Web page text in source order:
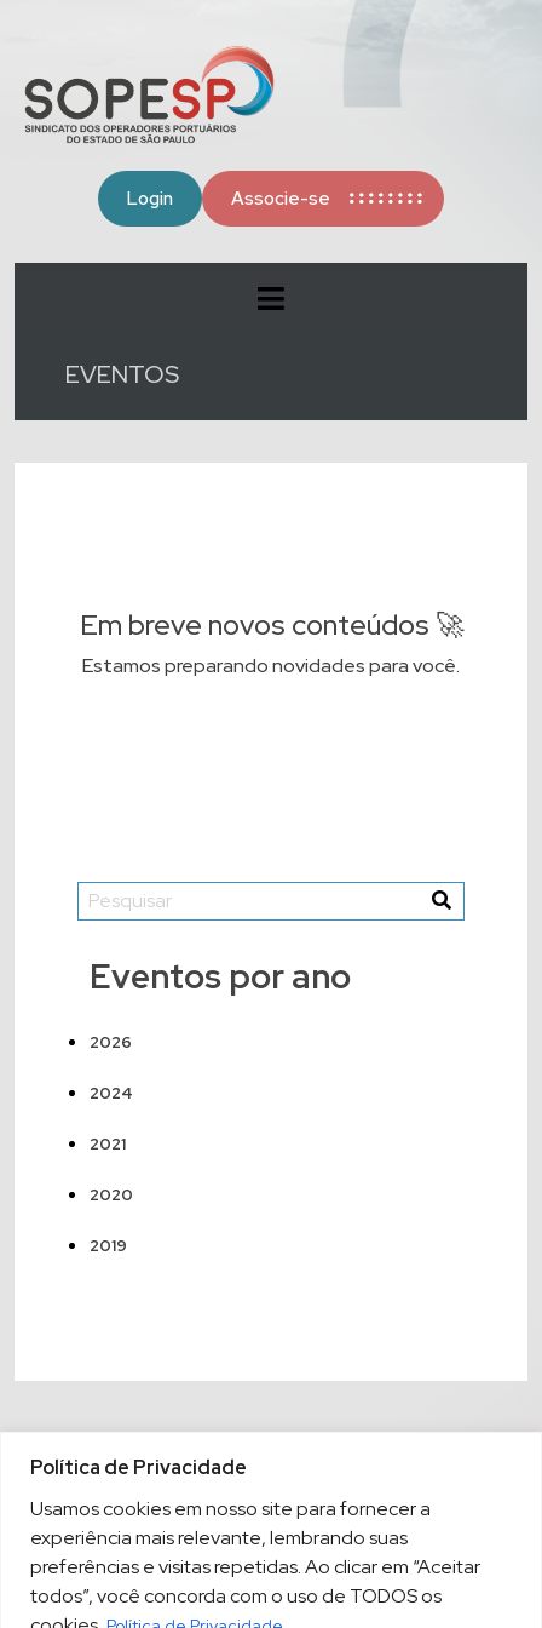
Política de Privacidade
Usamos cookies em nosso site para fornecer a
experiência mais relevante, lembrando suas
preferências e visitas repetidas. Ao clicar em “Aceitar
todos”, você concorda com o uso de TODOS os
Login Associe-se
EVENTOS
Em breve novos conteúdos 🚀
Estamos preparando novidades para você.
Eventos por ano
2026
2024
2021
2020
2019